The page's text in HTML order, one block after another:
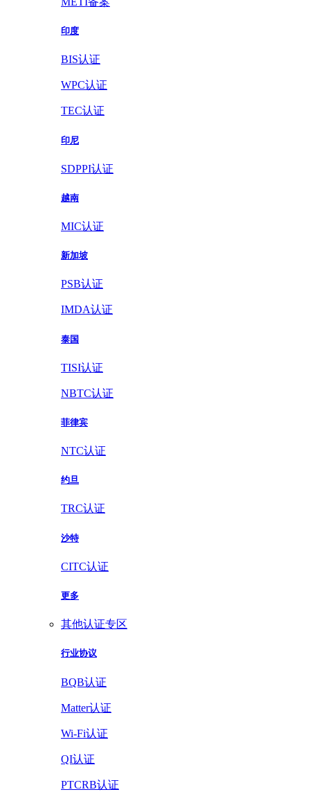
印度
BIS认证
WPC认证
TEC认证
印尼
SDPPI认证
越南
MIC认证
新加坡
PSB认证
IMDA认证
泰国
TISI认证
NBTC认证
菲律宾
NTC认证
约旦
TRC认证
沙特
CITC认证
更多
其他认证专区
行业协议
BQB认证
Matter认证
Wi-Fi认证
QI认证
PTCRB认证